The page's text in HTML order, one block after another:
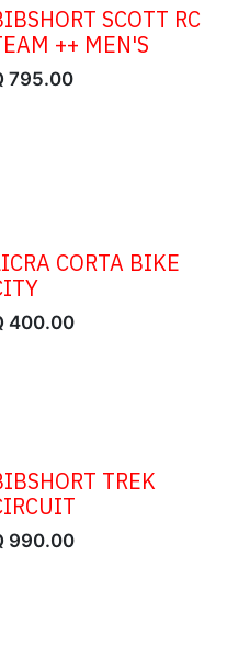
SCOTT RC
++ MEN'S
795.00
CORTA BIKE
400.00
TREK
990.00